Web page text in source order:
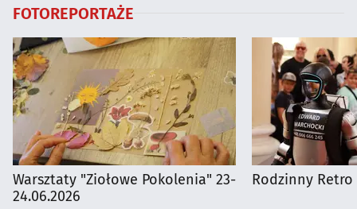
FOTOREPORTAŻE
Warsztaty "Ziołowe Pokolenia" 23-
24.06.2026
Rodzinny Retro